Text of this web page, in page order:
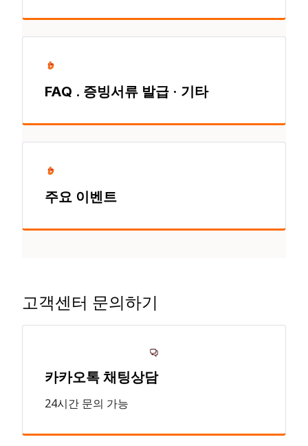
FAQ . 증빙서류 발급 · 기타
주요 이벤트
고객센터 문의하기
카카오톡 채팅상담
24시간 문의 가능